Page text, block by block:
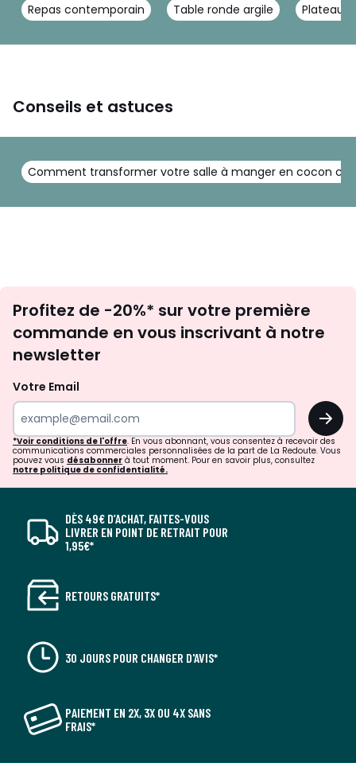
Repas contemporain Table ronde argile Plateau
Conseils et astuces
Comment transformer votre salle à manger en cocon
newsletter
Profitez de -20%* sur votre première
commande en vous inscrivant à notre
newsletter
Votre Email
OK
*Voir conditions de l'offre. En vous abonnant, vous consentez à recevoir des
communications commerciales personnalisées de la part de La Redoute. Vous
pouvez vous désabonner à tout moment. Pour en savoir plus, consultez
notre politique de confidentialité.
DÈS 49€ D’ACHAT, FAITES-VOUS
LIVRER EN POINT DE RETRAIT POUR
1,95€*
RETOURS GRATUITS*
30 JOURS POUR CHANGER D'AVIS*
PAIEMENT EN 2X, 3X OU 4X SANS
FRAIS*